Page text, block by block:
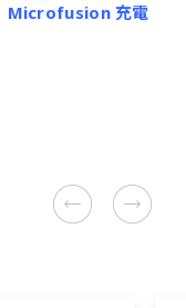
Microfusion 充電